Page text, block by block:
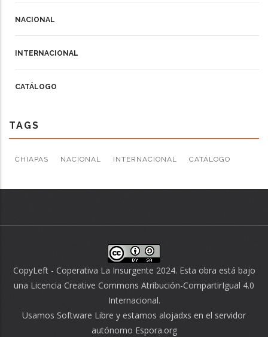
NACIONAL
INTERNACIONAL
CATÁLOGO
TAGS
CHIAPAS NACIONAL INTERNACIONAL CATÁLOGO
CopyLeft - Coperativa La Insurgente 2024. Esta obra está bajo
una Licencia Creative Commons Atribución-CompartirIgual 4.0
Internacional.
Usamos Software Libre y estamos alojadxs en el servidor
autónomo Espora.org